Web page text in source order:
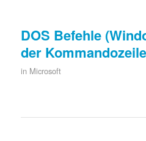
DOS Befehle
der
in Microsoft